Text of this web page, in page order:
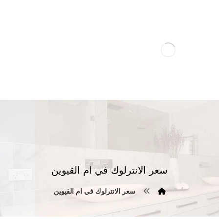
سعر الانترلوك في ام القيوين
سعر الانترلوك في ام القيوين